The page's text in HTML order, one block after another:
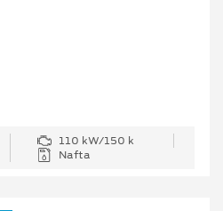
110 kW/150 k
Nafta